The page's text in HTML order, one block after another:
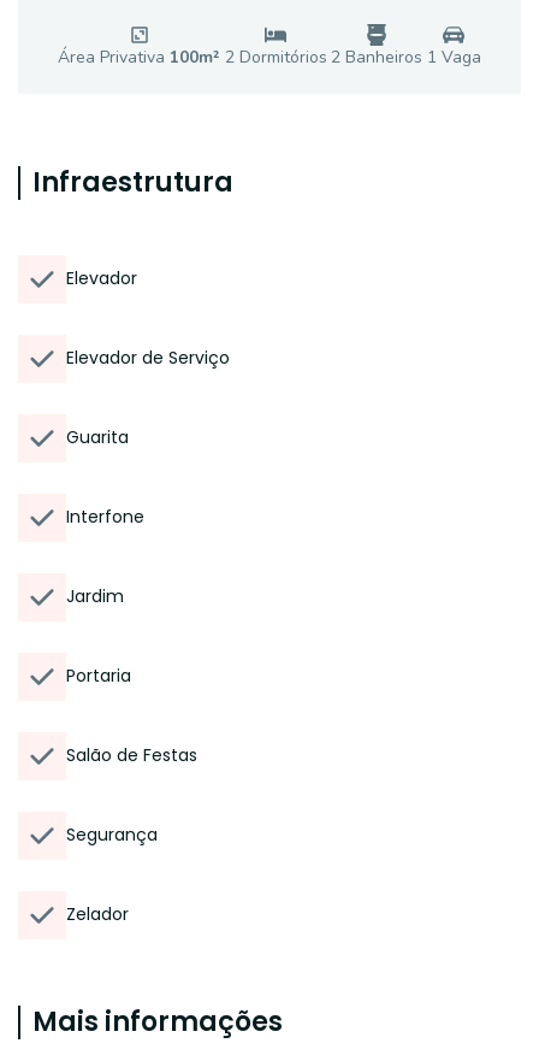
Área Privativa 100m² 2Dormitórios 2 Banheiros 1 Vaga
Infraestrutura
Elevador
Elevador de Serviço
Guarita
Interfone
Jardim
Portaria
Salão de Festas
Segurança
Zelador
Mais informações